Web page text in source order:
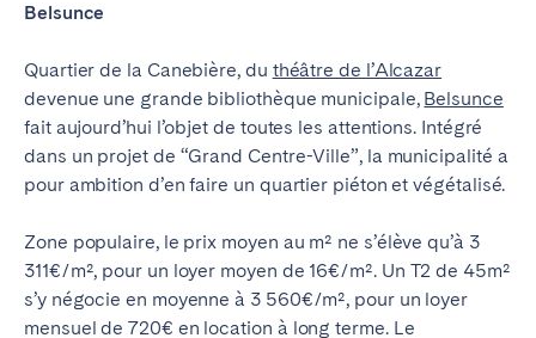
Belsunce
Quartier de la Canebière, du théâtre de l’Alcazar
devenue une grande bibliothèque municipale, Belsunce
fait aujourd’hui l’objet de toutes les attentions. Intégré
dans un projet de “Grand Centre-Ville”, la municipalité a
pour ambition d’en faire un quartier piéton et végétalisé.
Zone populaire, le prix moyen au m² ne s’élève qu’à 3
311€/m², pour un loyer moyen de 16€/m². Un T2 de 45m²
s’y négocie en moyenne à 3 560€/m², pour un loyer
mensuel de 720€ en location à long terme. Le